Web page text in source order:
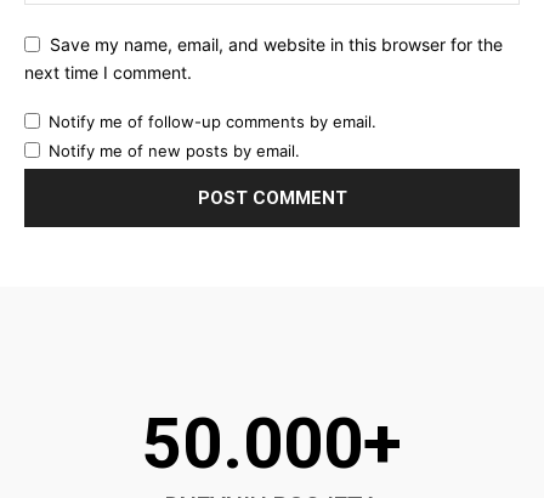
Save my name, email, and website in this browser for the
next time I comment.
Notify me of follow-up comments by email.
Notify me of new posts by email.
50.000+